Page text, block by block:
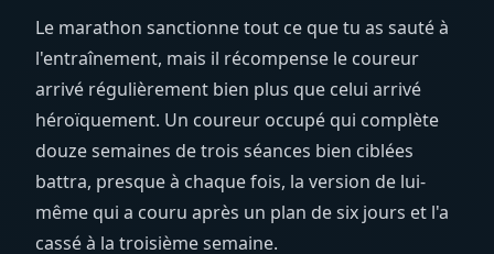
Le marathon sanctionne tout ce que tu as sauté à
l'entraînement, mais il récompense le coureur
arrivé régulièrement bien plus que celui arrivé
héroïquement. Un coureur occupé qui complète
douze semaines de trois séances bien ciblées
battra, presque à chaque fois, la version de lui-
même qui a couru après un plan de six jours et l'a
cassé à la troisième semaine.